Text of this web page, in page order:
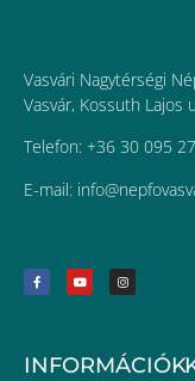
Vasvári Nagytérségi
Vasvár, Kossuth Lajos
Telefon: +36 30 095
E-mail:
INFORMÁCIÓK